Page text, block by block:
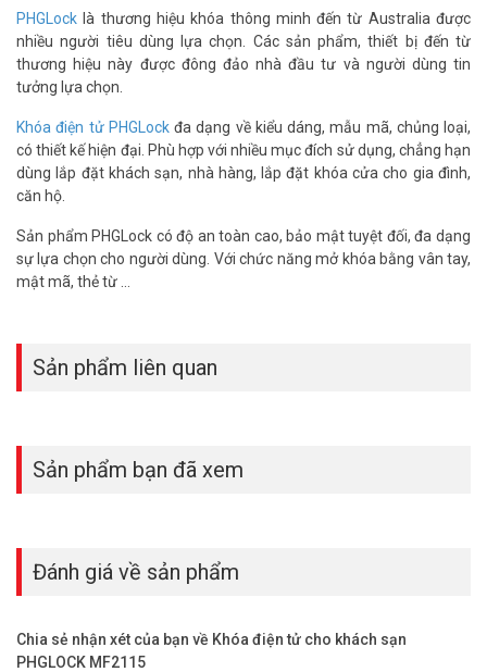
Cách thay pin khóa cửa điện tử đúng cách
Chính sách bảo hành khóa PHGLOCK:Trong 15 ngày nếu sản
phẩm bị lỗi kỹ thuật do nhà sản xuất Quý khách sẽ được đổi sản
phẩm mới 100%.
Để cập nhật thông tin giá bán khóa PHGLOCK MF2115 xin vui lòng
liên hệ HOTLINE 1900.9259 để được hỗ trợ tốt nhất. Tham khảo
thêm thông tin tại
Facebook Vuhoangtelecom
PHGLock là thương hiệu khóa thông minh đến từ Australia được
nhiều người tiêu dùng lựa chọn. Các sản phẩm, thiết bị đến từ
thương hiệu này được đông đảo nhà đầu tư và người dùng tin
tưởng lựa chọn.
Khóa điện tử PHGLockđa dạng về kiểu dáng, mẫu mã, chủng loại,
có thiết kế hiện đại. Phù hợp với nhiều mục đích sử dụng, chẳng hạn
dùng lắp đặt khách sạn, nhà hàng, lắp đặt khóa cửa cho gia đình,
căn hộ.
Sản phẩm PHGLock có độ an toàn cao, bảo mật tuyệt đối, đa dạng
sự lựa chọn cho người dùng. Với chức năng mở khóa bằng vân tay,
mật mã, thẻ từ …
Sản phẩm liên quan
Sản phẩm bạn đã xem
Đánh giá về sản phẩm
Chia sẻ nhận xét của bạn về Khóa điện tử cho khách sạn
PHGLOCK MF2115